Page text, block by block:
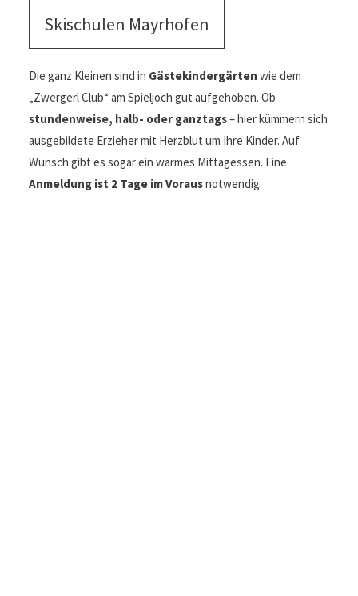
Skischulen Mayrhofen
Die ganz Kleinen sind in Gästekindergärten wie dem
„Zwergerl Club“ am Spieljoch gut aufgehoben. Ob
stundenweise, halb- oder ganztags– hier kümmern sich
ausgebildete Erzieher mit Herzblut um Ihre Kinder. Auf
Wunsch gibt es sogar ein warmes Mittagessen. Eine
Anmeldung ist 2 Tage im Vorausnotwendig.